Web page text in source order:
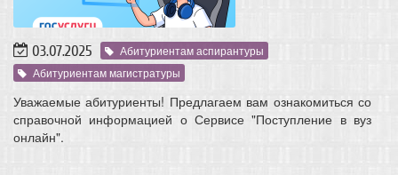
03.07.2025
Абитуриентам аспирантуры
Абитуриентам магистратуры
Уважаемые абитуриенты! Предлагаем вам ознакомиться со
справочной информацией о Сервисе "Поступление в вуз
онлайн".